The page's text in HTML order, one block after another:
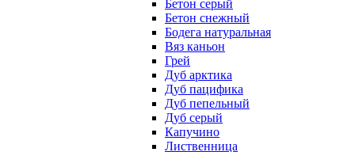
Бетон серый
Бетон снежный
Бодега натуральная
Вяз каньон
Грей
Дуб арктика
Дуб пацифика
Дуб пепельный
Дуб серый
Капучино
Лиственница